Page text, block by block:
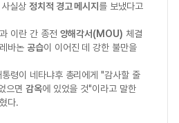
실상 정치적 경고 메시지 를 보냈다고
이란 간 종전 양해각서(MOU) 체결
바논 공습이 이어진 데 강한 불만을
령이 네타냐후 총리에게 "감사할 줄
으면 감옥에 있었을 것"이라고 말한
다.